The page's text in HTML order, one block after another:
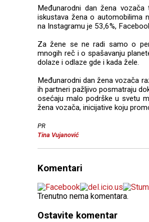
Međunarodni dan žena
iskustava žena o automobilima
na Instagramu je 53,6%,
Za žene se ne radi samo o
mnogih reč i o spašavanju
dolaze i odlaze gde i kada žele.
Međunarodni dan žena vozača
ih partneri pažljivo posmatraju
osećaju malo podrške u svetu
žena vozača, inicijative koju
PR
Tina Vujanović
Komentari
Trenutno nema komentara.
Ostavite komentar